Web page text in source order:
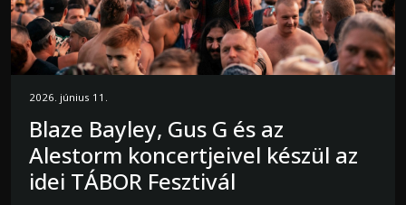
2026. június 11.
Blaze Bayley, Gus G és az
Alestorm koncertjeivel készül az
idei TÁBOR Fesztivál